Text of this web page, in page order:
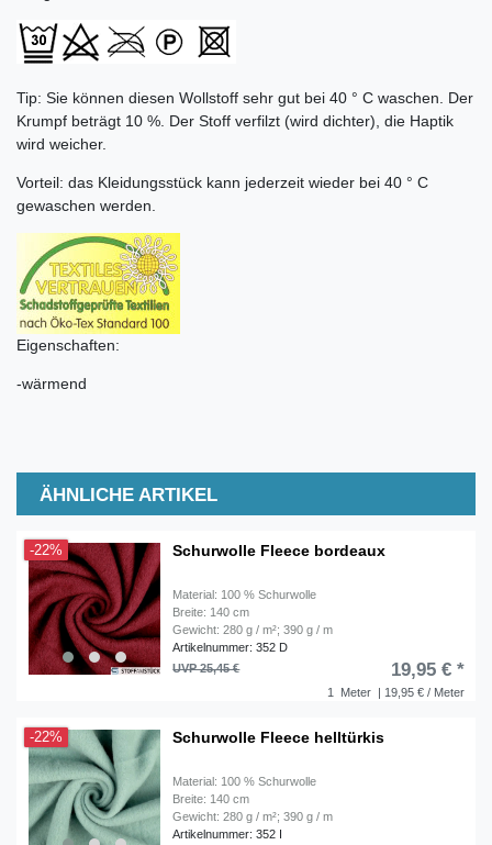
Tip: Sie können diesen Wollstoff sehr gut bei 40 ° C waschen. Der
Krumpf beträgt 10 %. Der Stoff verfilzt (wird dichter), die Haptik
wird weicher.
Vorteil: das Kleidungsstück kann jederzeit wieder bei 40 ° C
gewaschen werden.
Eigenschaften:
-wärmend
ÄHNLICHE ARTIKEL
-22% Schurwolle Fleece bordeaux
Material: 100 % Schurwolle
Breite: 140 cm
Gewicht: 280 g / m²; 390 g / m
Artikelnummer: 352 D
1 Meter | 19,95 € / Meter
UVP 25,45 € 19,95 € *
-22% Schurwolle Fleece helltürkis
Material: 100 % Schurwolle
Breite: 140 cm
Gewicht: 280 g / m²; 390 g / m
Artikelnummer: 352 I